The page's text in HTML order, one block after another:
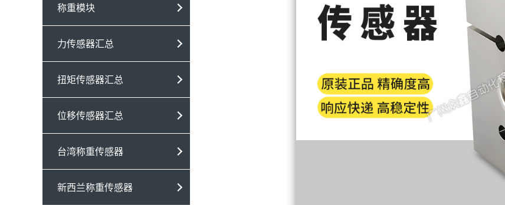
称重模块
力传感器汇总
扭矩传感器汇总
位移传感器汇总
台湾称重传感器
新西兰称重传感器